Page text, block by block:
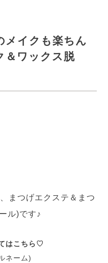
メイクも楽ちん
＆ワックス脱
まつげエクステ＆まつ
ル)です♪
はこちら♡
ネーム)